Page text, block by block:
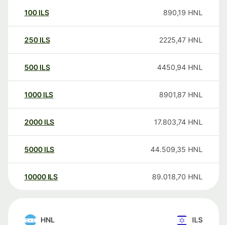
100 ILS 890,19 HNL
250 ILS 2225,47 HNL
500 ILS 4450,94 HNL
1000 ILS 8901,87 HNL
2000 ILS 17.803,74 HNL
5000 ILS 44.509,35 HNL
10000 ILS 89.018,70 HNL
HNL ILS